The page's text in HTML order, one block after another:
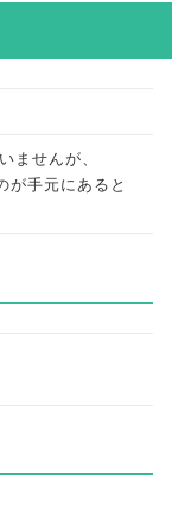
ませんが
が手元にあると